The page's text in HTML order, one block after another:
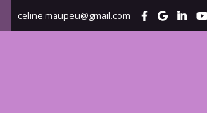
celine.maupeu@gmail.com